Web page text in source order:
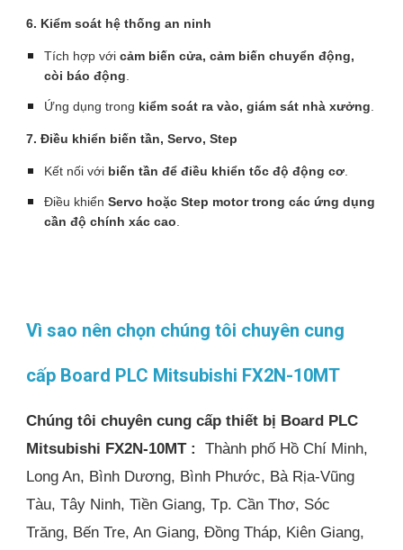
6. Kiểm soát hệ thống an ninh
Tích hợp vớicảm biến cửa, cảm biến chuyển động,
còi báo động.
Ứng dụng trong kiểm soát ra vào, giám sát nhà xưởng
7. Điều khiển biến tần, Servo, Step
Kết nối với biến tần để điều khiển tốc độ động cơ.
Điều khiểnServo hoặc Step motor trong các ứng dụng
cần độ chính xác cao
Vì sao nên chọn chúng tôi chuyên cung
cấp Board PLC Mitsubishi FX2N-10MT
Chúng tôi chuyên cung cấp thiết bị Board PLC
Mitsubishi FX2N-10MT : Thành phố Hồ Chí Minh,
Long An, Bình Dương, Bình Phước, Bà Rịa-Vũng
Tàu, Tây Ninh, Tiền Giang, Tp. Cần Thơ, Sóc
Trăng, Bến Tre, An Giang, Đồng Tháp, Kiên Giang,